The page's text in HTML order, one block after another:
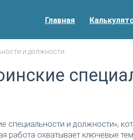
Главная
и должности
специальности и должности»,
работа охватывает ключевые